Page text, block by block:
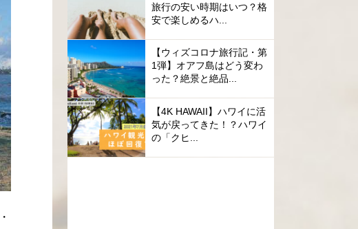
旅行の安い時期はいつ？格
安で楽しめるハ...
【ウィズコロナ旅行記・第
1弾】オアフ島はどう変わ
った？絶景と絶品...
【4K HAWAII】ハワイに活
気が戻ってきた！？ハワイ
の「クヒ...